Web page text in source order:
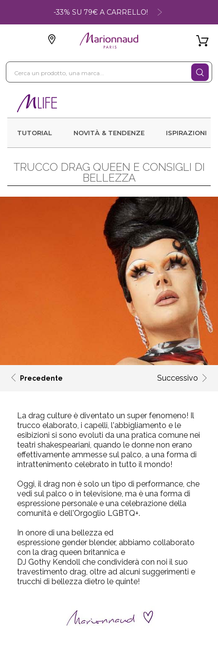
-33% SU 79€ A CARRELLO!
TUTORIAL NOVITÀ & TENDENZE ISPIRAZIONI
TRUCCO DRAG QUEEN E CONSIGLI DI
BELLEZZA
Precedente Successivo
La drag culture è diventato un super fenomeno! Il
trucco elaborato, i capelli, l'abbigliamento e le
esibizioni si sono evoluti da una pratica comune nei
teatri shakespeariani, quando le donne non erano
effettivamente ammesse sul palco, a una forma di
intrattenimento celebrato in tutto il mondo!
Oggi, il drag non è solo un tipo di performance, che
vedi sul palco o in televisione, ma è una forma di
espressione personale e una celebrazione della
comunità e dell'Orgoglio LGBTQ+.
In onore di una bellezza ed
espressione gender blender, abbiamo collaborato
con la drag queen britannica e
DJ Gothy Kendoll che condividerà con noi il suo
travestimento drag, oltre ad alcuni suggerimenti e
trucchi di bellezza dietro le quinte!